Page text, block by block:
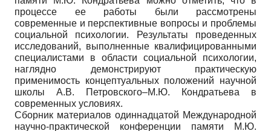
процессе ее работы были рассмотрены
современные и перспективные вопросы и проблемы
социальной психологии. Результаты проведенных
исследований, выполненные квалифицированными
специалистами в области социальной психологии,
наглядно демонстрируют практическую
применимость концептуальных положений научной
школы А.В. Петровского–М.Ю. Кондратьева в
современных условиях.
Сборник материалов одиннадцатой Международной
научно-практической конференции памяти М.Ю.